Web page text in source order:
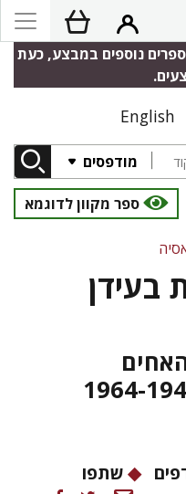
נוספים במבצע, כעת
English
מודפסים
ספר מקוון לדוגמא
בעידן
שתפו